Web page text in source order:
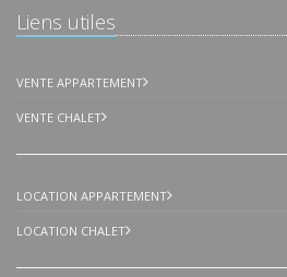
Liens utiles
VENTE APPARTEMENT
VENTE CHALET
LOCATION APPARTEMENT
LOCATION CHALET